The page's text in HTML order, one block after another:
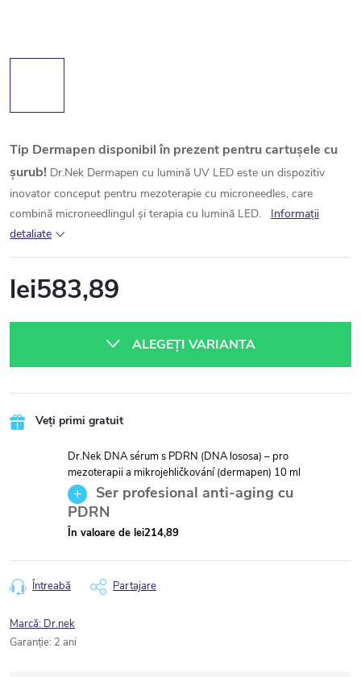
Tip Dermapen disponibil în prezent pentru cartușele cu
șurub! Dr.Nek Dermapen cu lumină UV LED este un dispozitiv
inovator conceput pentru mezoterapie cu microneedles, care
combină microneedlingul și terapia cu lumină LED.
Informaţii
detaliate
lei583,89
ALEGEŢI VARIANTA
Veți primi gratuit
Dr.Nek DNA sérum s PDRN (DNA lososa) – pro
mezoterapii a mikrojehličkování (dermapen) 10 ml
Ser profesional anti-aging cu
PDRN
În valoare de lei214,89
Întreabă Partajare
Marcă: Dr.nek
Garanţie: 2 ani